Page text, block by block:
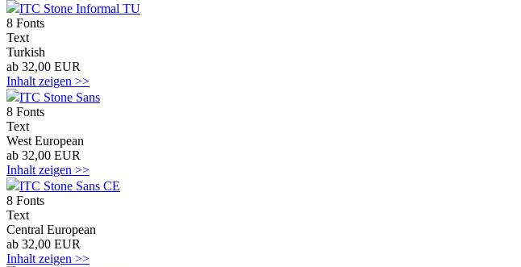
ITC Stone Informal TU
8 Fonts
Text
Turkish
ab 32,00 EUR
Inhalt zeigen >>
ITC Stone Sans
8 Fonts
Text
West European
ab 32,00 EUR
Inhalt zeigen >>
ITC Stone Sans CE
8 Fonts
Text
Central European
ab 32,00 EUR
Inhalt zeigen >>